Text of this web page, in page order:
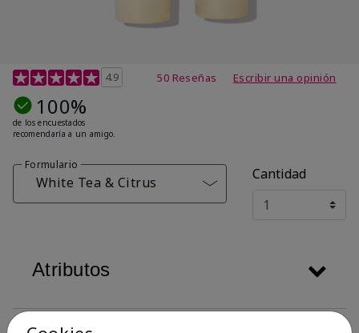
Calificación de clientes de 4,7 de 5
4.9 50 Reseñas Escribir una opinión
100%
de los encuestados
recomendaría a un amigo.
Formulario
White Tea & Citrus Cantidad
Atributos